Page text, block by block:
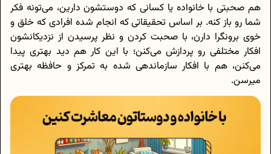
هم صحبتی با خانواده یا کسانی که دوستشون دارین، می‌تونه فکر
شما رو باز کنه. بر اساس تحقیقاتی که انجام شده افرادی که خلق ‌و
خوی برونگرا دارن، با صحبت کردن و نظر پرسیدن از نزدیکانشون
افکار مختلفی رو پردازش می‌کنن؛ با این کار هم دید بهتری پیدا
می‌کنن، هم با افکار سازماندهی شده به تمرکز و حافظه بهتری
میرسن.